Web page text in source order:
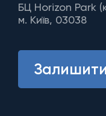
БЦ Horizon Park
м. Київ, 03038